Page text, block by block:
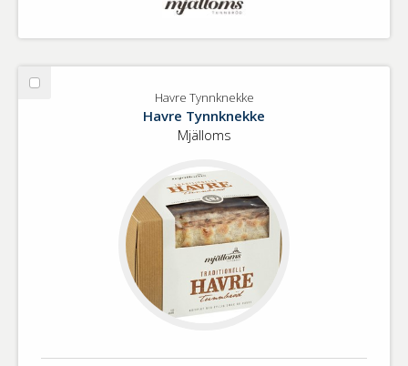
Välj
Havre Tynnknekke
Havre Tynnknekke
Mjälloms